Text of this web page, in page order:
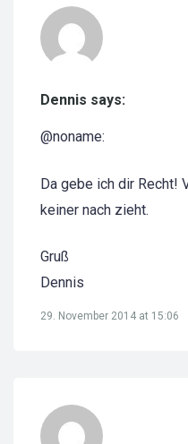
Dennis says:
@noname:
Da gebe ich dir Recht!
keiner nach zieht.
Gruß
Dennis
29. November 2014 at 15:06